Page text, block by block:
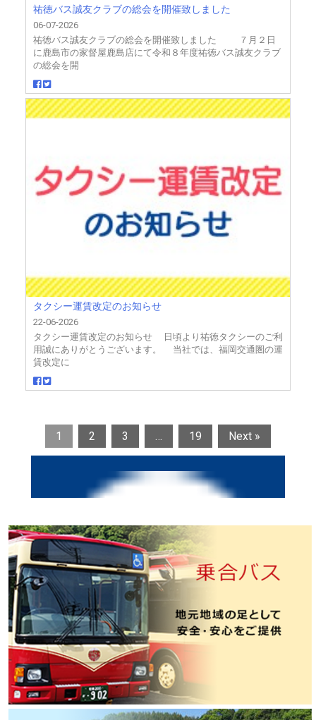
祐徳バス誠友クラブの総会を開催致しました
06-07-2026
祐徳バス誠友クラブの総会を開催致しました ７月２日
に鹿島市の家督屋鹿島店にて令和８年度祐徳バス誠友クラブ
の総会を開
タクシー運賃改定のお知らせ
22-06-2026
タクシー運賃改定のお知らせ 日頃より祐徳タクシーのご利
用誠にありがとうございます。 当社では、福岡交通圏の運
賃改定に
1 2 3 19 Next »
お知らせ・トピックスの一覧表示